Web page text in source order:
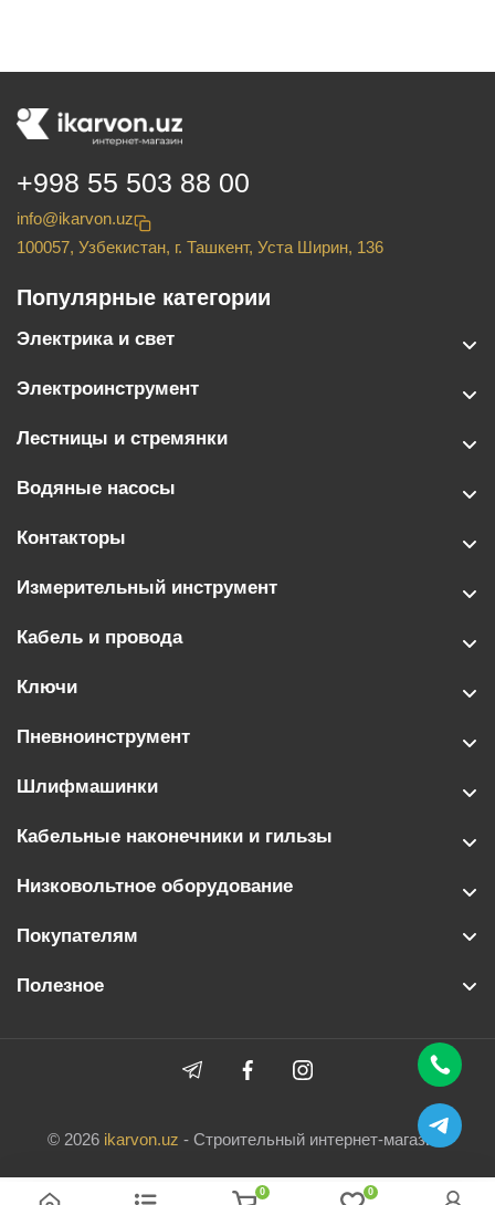
+998 55 503 88 00
info@ikarvon.uz
100057, Узбекистан, г. Ташкент, Уста Ширин, 136
Популярные категории
Электрика и свет
Электроинструмент
Лестницы и стремянки
Водяные насосы
Контакторы
Измерительный инструмент
Кабель и провода
Ключи
Пневноинструмент
Шлифмашинки
Кабельные наконечники и гильзы
Низковольтное оборудование
Покупателям
Полезное
© 2026 ikarvon.uz - Строительный интернет-магазин.
0 0